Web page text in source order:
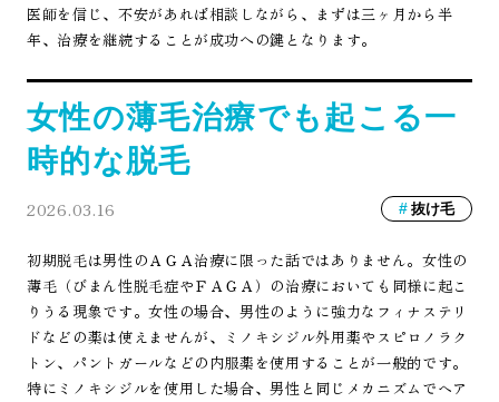
医師を信じ、不安があれば相談しながら、まずは三ヶ月から半
年、治療を継続することが成功への鍵となります。
女性の薄毛治療でも起こる一
時的な脱毛
2026.03.16 抜け毛
初期脱毛は男性のＡＧＡ治療に限った話ではありません。女性の
薄毛（びまん性脱毛症やＦＡＧＡ）の治療においても同様に起こ
りうる現象です。女性の場合、男性のように強力なフィナステリ
ドなどの薬は使えませんが、ミノキシジル外用薬やスピロノラク
トン、パントガールなどの内服薬を使用することが一般的です。
特にミノキシジルを使用した場合、男性と同じメカニズムでヘア